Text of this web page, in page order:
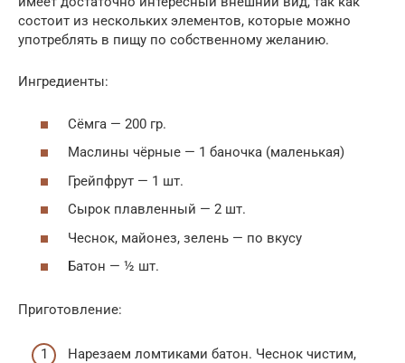
состоит из нескольких элементов, которые можно
употреблять в пищу по собственному желанию.
Ингредиенты:
Сёмга — 200 гр.
Маслины чёрные — 1 баночка (маленькая)
Грейпфрут — 1 шт.
Сырок плавленный — 2 шт.
Чеснок, майонез, зелень — по вкусу
Батон — ½ шт.
Приготовление:
Нарезаем ломтиками батон. Чеснок чистим,